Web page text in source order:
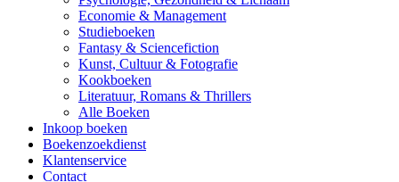
Economie & Management
Studieboeken
Fantasy & Sciencefiction
Kunst, Cultuur & Fotografie
Kookboeken
Literatuur, Romans & Thrillers
Alle Boeken
Inkoop boeken
Boekenzoekdienst
Klantenservice
Contact